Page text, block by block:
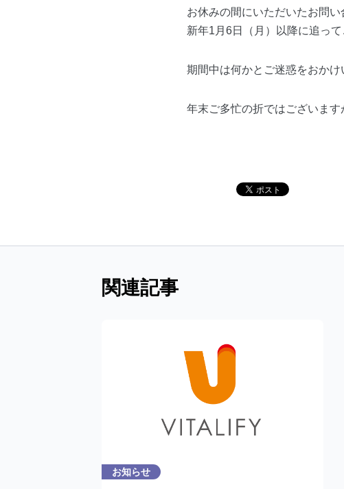
お休みの間にいただいたお問い
新年1月6日（月）以降に追っ
期間中は何かとご迷惑をおかけ
年末ご多忙の折ではございます
関連記事
お知らせ